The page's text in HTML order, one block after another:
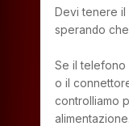
Devi tenere
sperando
Se il telefono
o il
controlliamo
alimentazione.